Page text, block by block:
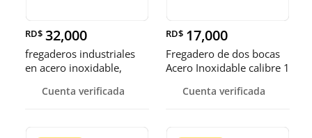
RD$ 32,000
fregaderos industriales
en acero inoxidable,
Cuenta verificada
RD$ 17,000
Fregadero de dos bocas
Acero Inoxidable calibre 1
Cuenta verificada